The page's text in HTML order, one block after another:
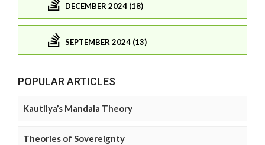
DECEMBER 2024 (18)
SEPTEMBER 2024 (13)
POPULAR ARTICLES
Kautilya’s Mandala Theory
Theories of Sovereignty